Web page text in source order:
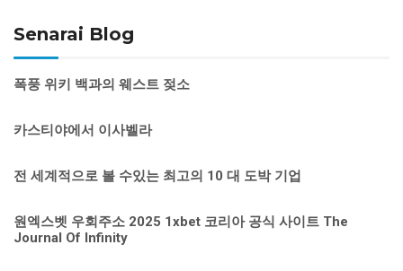
Senarai Blog
폭풍 위키 백과의 웨스트 젖소
카스티야에서 이사벨라
전 세계적으로 볼 수있는 최고의 10 대 도박 기업
원엑스벳 우회주소 2025 1xbet 코리아 공식 사이트 The
Journal Of Infinity